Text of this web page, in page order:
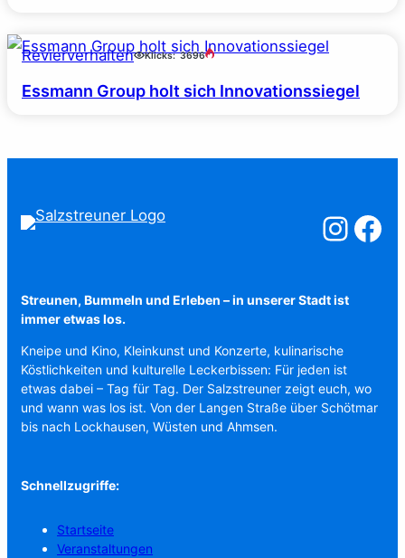
Revierverhalten Klicks: 3696
Essmann Group holt sich Innovationssiegel
Salzstreuner
Streunen, Bummeln und Erleben – in unserer Stadt ist
immer etwas los.
Kneipe und Kino, Kleinkunst und Konzerte, kulinarische
Köstlichkeiten und kulturelle Leckerbissen: Für jeden ist
etwas dabei – Tag für Tag. Der Salzstreuner zeigt euch, wo
und wann was los ist. Von der Langen Straße über Schötmar
bis nach Lockhausen, Wüsten und Ahmsen.
Schnellzugriffe:
Startseite
Veranstaltungen